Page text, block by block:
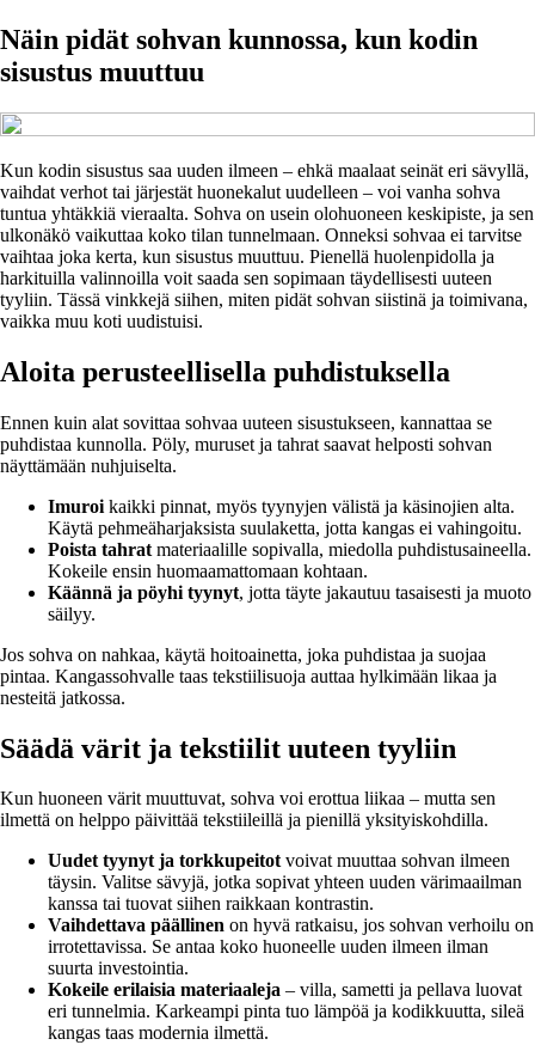
Näin pidät sohvan kunnossa, kun kodin
sisustus muuttuu
Kun kodin sisustus saa uuden ilmeen – ehkä maalaat seinät eri sävyllä,
vaihdat verhot tai järjestät huonekalut uudelleen – voi vanha sohva
tuntua yhtäkkiä vieraalta. Sohva on usein olohuoneen keskipiste, ja sen
ulkonäkö vaikuttaa koko tilan tunnelmaan. Onneksi sohvaa ei tarvitse
vaihtaa joka kerta, kun sisustus muuttuu. Pienellä huolenpidolla ja
harkituilla valinnoilla voit saada sen sopimaan täydellisesti uuteen
tyyliin. Tässä vinkkejä siihen, miten pidät sohvan siistinä ja toimivana,
vaikka muu koti uudistuisi.
Aloita perusteellisella puhdistuksella
Ennen kuin alat sovittaa sohvaa uuteen sisustukseen, kannattaa se
puhdistaa kunnolla. Pöly, muruset ja tahrat saavat helposti sohvan
näyttämään nuhjuiselta.
Imuroi kaikki pinnat, myös tyynyjen välistä ja käsinojien alta.
Käytä pehmeäharjaksista suulaketta, jotta kangas ei vahingoitu.
Poista tahrat materiaalille sopivalla, miedolla puhdistusaineella.
Kokeile ensin huomaamattomaan kohtaan.
Käännä ja pöyhi tyynyt, jotta täyte jakautuu tasaisesti ja muoto
säilyy.
Jos sohva on nahkaa, käytä hoitoainetta, joka puhdistaa ja suojaa
pintaa. Kangassohvalle taas tekstiilisuoja auttaa hylkimään likaa ja
nesteitä jatkossa.
Säädä värit ja tekstiilit uuteen tyyliin
Kun huoneen värit muuttuvat, sohva voi erottua liikaa – mutta sen
ilmettä on helppo päivittää tekstiileillä ja pienillä yksityiskohdilla.
Uudet tyynyt ja torkkupeitotvoivat muuttaa sohvan ilmeen
täysin. Valitse sävyjä, jotka sopivat yhteen uuden värimaailman
kanssa tai tuovat siihen raikkaan kontrastin.
Vaihdettava päällinen on hyvä ratkaisu, jos sohvan verhoilu on
irrotettavissa. Se antaa koko huoneelle uuden ilmeen ilman
suurta investointia.
Kokeile erilaisia materiaaleja – villa, sametti ja pellava luovat
eri tunnelmia. Karkeampi pinta tuo lämpöä ja kodikkuutta, sileä
kangas taas modernia ilmettä.